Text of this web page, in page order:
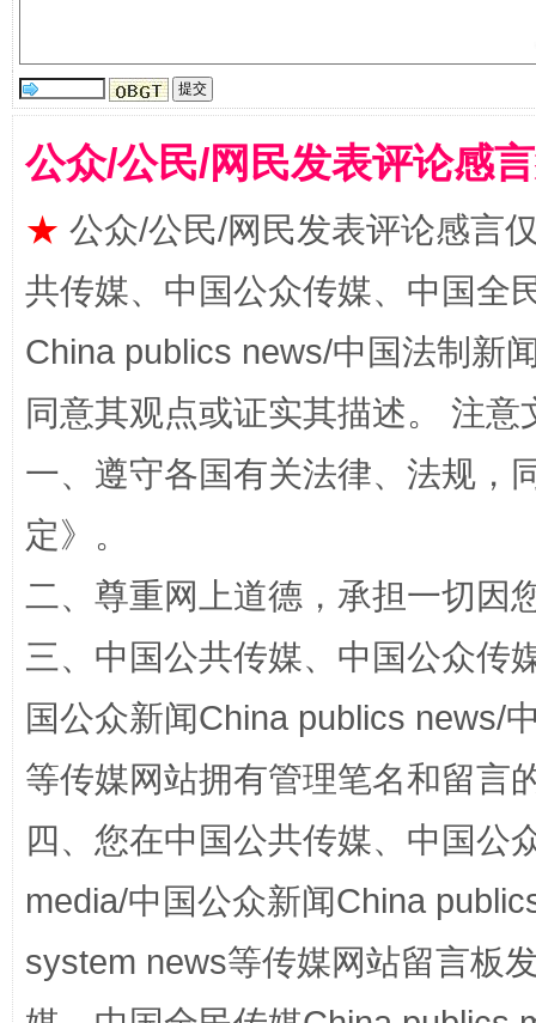
揭批美国五大"原罪" "炒
公众/公民/网民发表评论感
★ 公众/公民/网民发表评论感言
共传媒、中国公众传媒、中国全
China publics news/中国法制新
同意其观点或证实其描述。 注
一、遵守各国有关法律、法规，
定》。
二、尊重网上道德，承担一切因
三、中国公共传媒、中国公众传
国公众新闻China publics news/
等传媒网站拥有管理笔名和留言
四、您在中国公共传媒、中国公
media/中国公众新闻China
system news等传媒网站留言板